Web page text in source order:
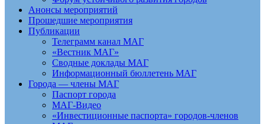
Анонсы мероприятий
Прошедшие мероприятия
Публикации
Телеграмм канал МАГ
«Вестник МАГ»
Сводные доклады МАГ
Информационный бюллетень МАГ
Города — члены МАГ
Паспорт города
МАГ-Видео
«Инвестиционные паспорта» городов-членов